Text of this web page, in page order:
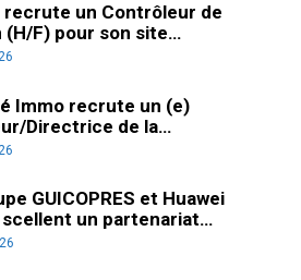
recrute un Contrôleur de
(H/F) pour son site…
Immo recrute un (e)
Directrice de la…
GUICOPRES et Huawei
scellent un partenariat…